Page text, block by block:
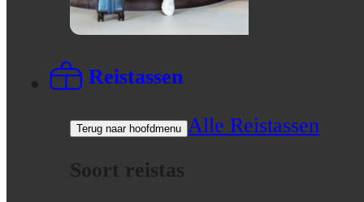
Reistassen
Terug naar hoofdmenu
Alle Reistassen
Soort reistas